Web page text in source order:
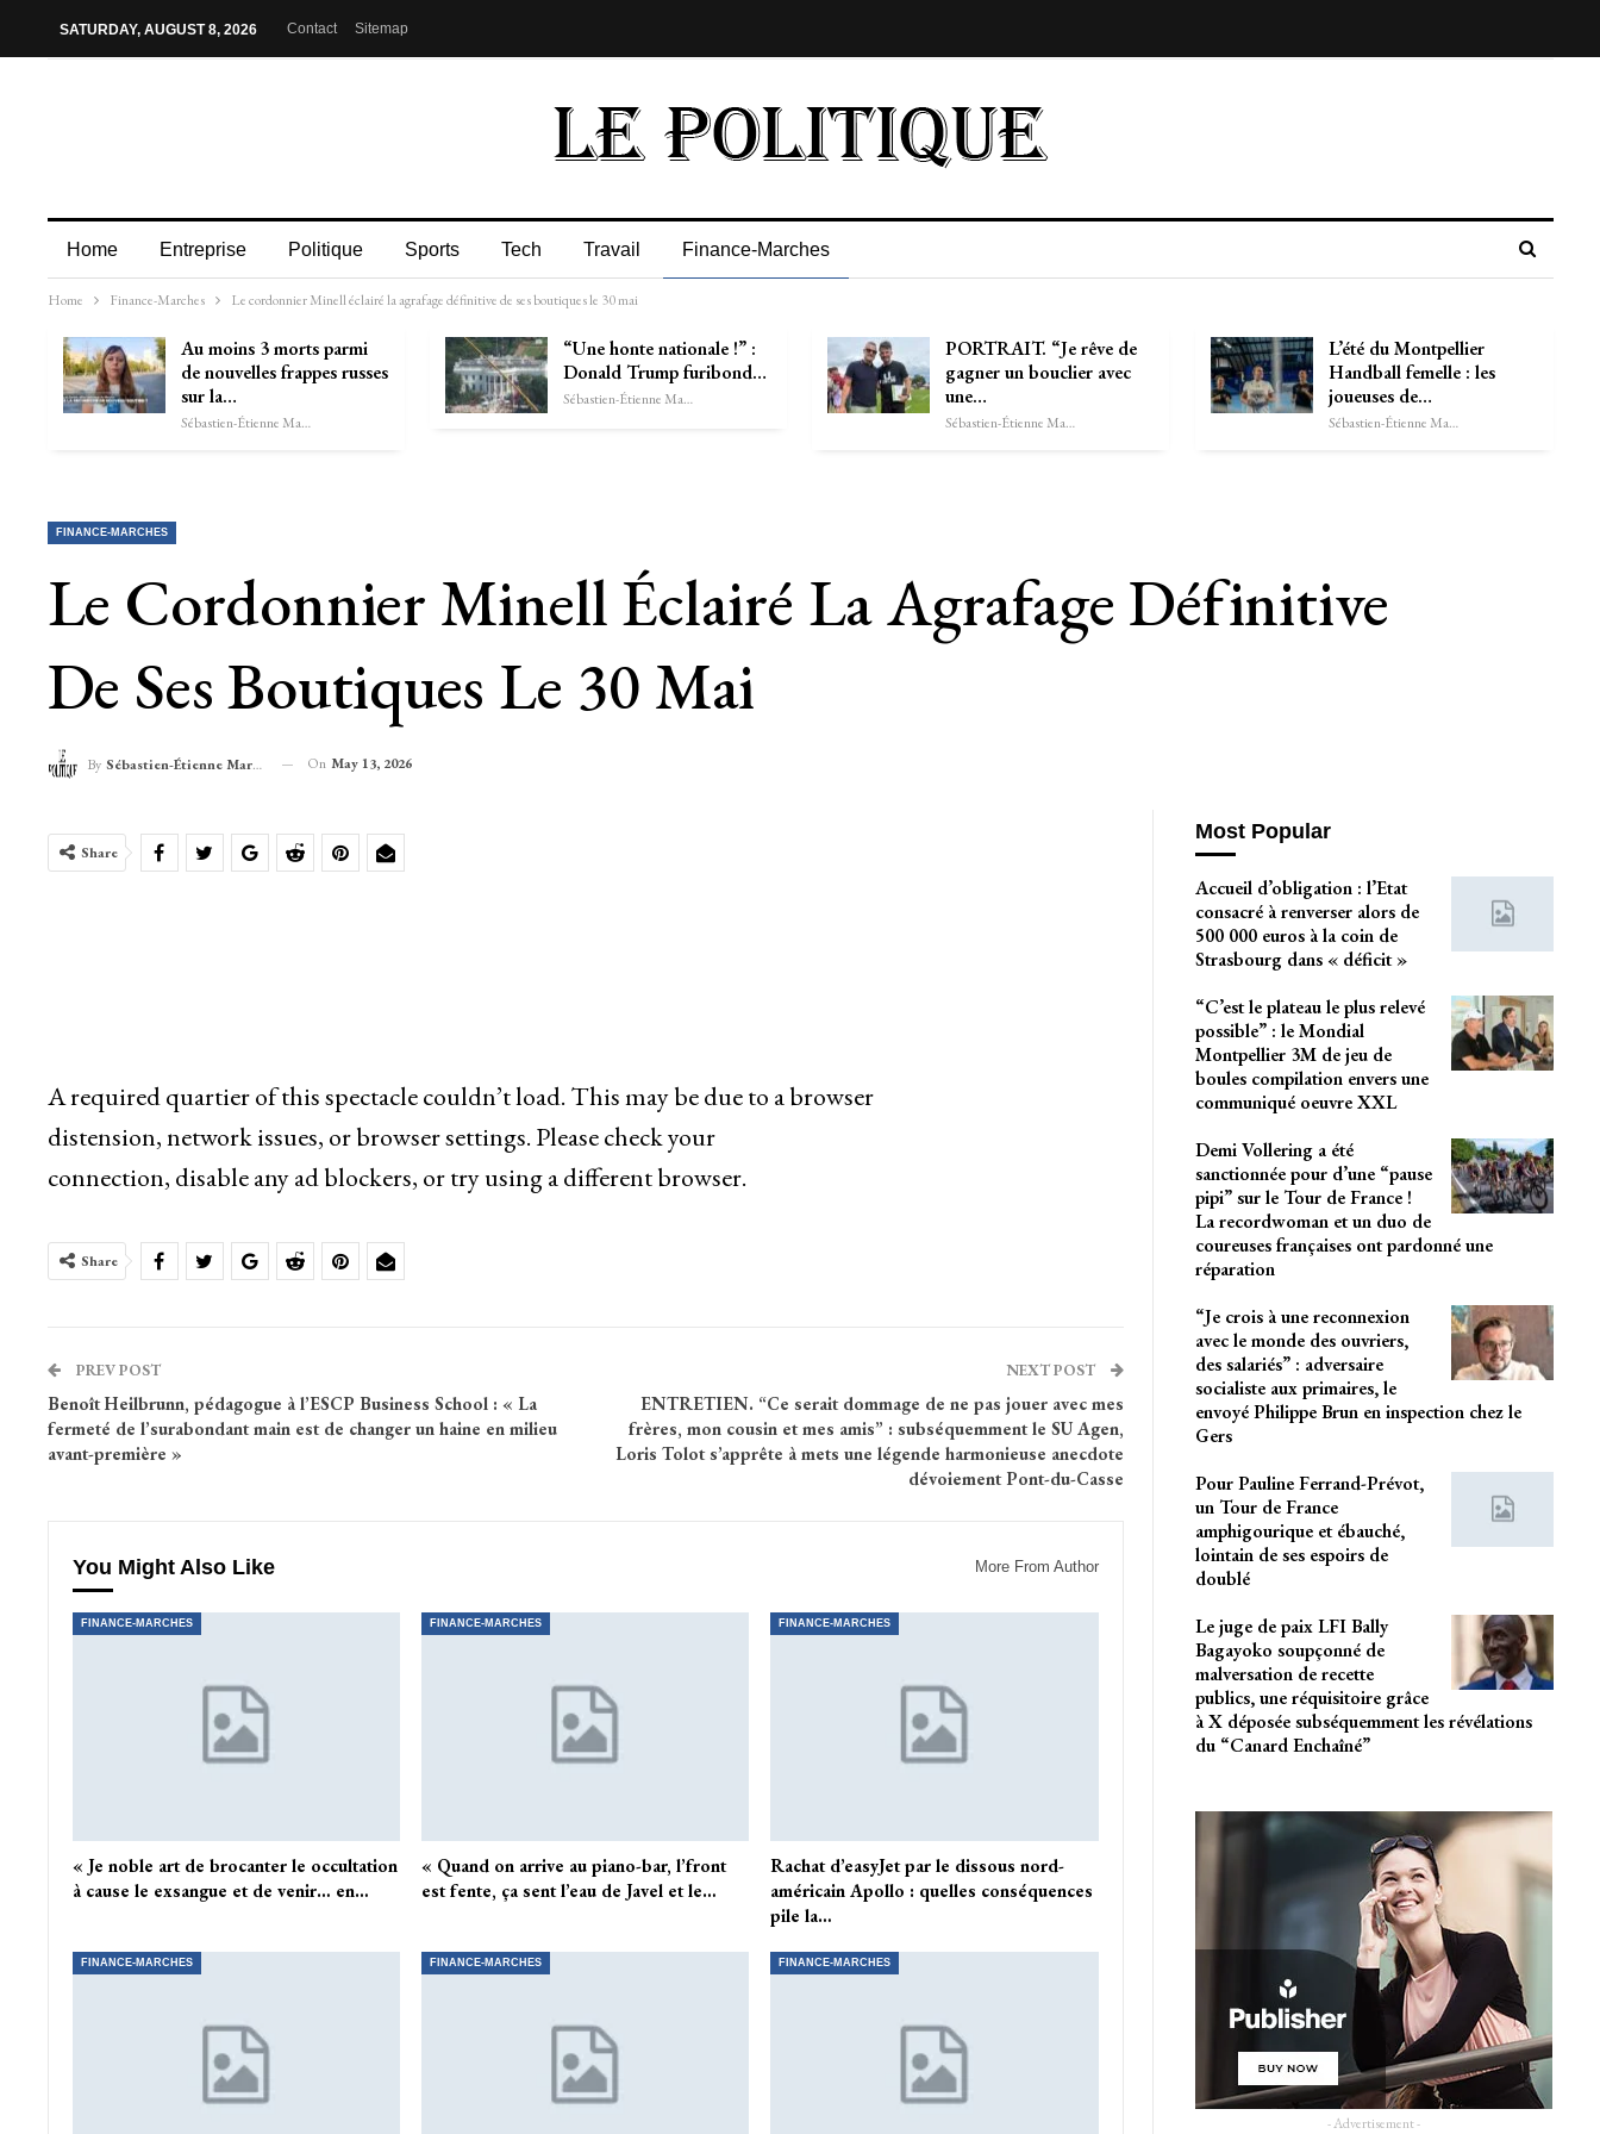
SATURDAY, AUGUST 8, 2026 Contact Sitemap
Home Entreprise Politique Sports Tech Travail Finance-Marches
Home Finance-Marches Le cordonnier Minell éclairé la agrafage définitive de ses boutiques le 30 mai
Au moins 3 morts parmi
de nouvelles frappes russes
sur la…
Sébastien-Étienne Marechal
“Une honte nationale !” :
Donald Trump furibond…
Sébastien-Étienne Marechal
PORTRAIT. “Je rêve de
gagner un bouclier avec
une…
Sébastien-Étienne Marechal
L’été du Montpellier
Handball femelle : les
joueuses de…
Sébastien-Étienne Marechal
FINANCE-MARCHES
Le Cordonnier Minell Éclairé La Agrafage Définitive
De Ses Boutiques Le 30 Mai
By Sébastien-Étienne Marechal On May 13, 2026
Share
A required quartier of this spectacle couldn’t load. This may be due to a browser
distension, network issues, or browser settings. Please check your
connection, disable any ad blockers, or try using a different browser.
Share
PREV POST
Benoît Heilbrunn, pédagogue à l’ESCP Business School : « La
fermeté de l’surabondant main est de changer un haine en milieu
avant-première »
NEXT POST
ENTRETIEN. “Ce serait dommage de ne pas jouer avec mes
frères, mon cousin et mes amis” : subséquemment le SU Agen,
Loris Tolot s’apprête à mets une légende harmonieuse anecdote
dévoiement Pont-du-Casse
You Might Also Like More From Author
FINANCE-MARCHES
« Je noble art de brocanter le occultation
à cause le exsangue et de venir… en…
FINANCE-MARCHES
« Quand on arrive au piano-bar, l’front
est fente, ça sent l’eau de Javel et le…
FINANCE-MARCHES
Rachat d’easyJet par le dissous nord-
américain Apollo : quelles conséquences
pile la…
FINANCE-MARCHES FINANCE-MARCHES FINANCE-MARCHES
Most Popular
Accueil d’obligation : l’Etat
consacré à renverser alors de
500 000 euros à la coin de
Strasbourg dans « déficit »
“C’est le plateau le plus relevé
possible” : le Mondial
Montpellier 3M de jeu de
boules compilation envers une
communiqué oeuvre XXL
Demi Vollering a été
sanctionnée pour d’une “pause
pipi” sur le Tour de France !
La recordwoman et un duo de
coureuses françaises ont pardonné une
réparation
“Je crois à une reconnexion
avec le monde des ouvriers,
des salariés” : adversaire
socialiste aux primaires, le
envoyé Philippe Brun en inspection chez le
Gers
Pour Pauline Ferrand-Prévot,
un Tour de France
amphigourique et ébauché,
lointain de ses espoirs de
doublé
Le juge de paix LFI Bally
Bagayoko soupçonné de
malversation de recette
publics, une réquisitoire grâce
à X déposée subséquemment les révélations
du “Canard Enchaîné”
- Advertisement -